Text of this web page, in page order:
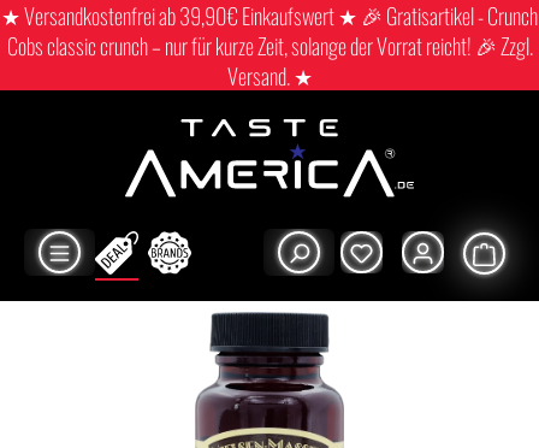
★ Versandkostenfrei ab 39,90€ Einkaufswert ★ 🎉 Gratisartikel - Crunch
Cobs classic crunch – nur für kurze Zeit, solange der Vorrat reicht! 🎉 Zzgl.
Versand. ★
Shop Good morning